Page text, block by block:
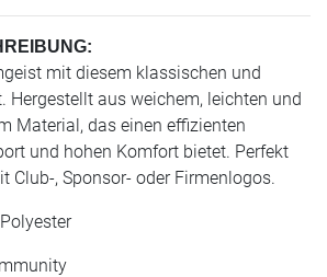
mit diesem klassischen und
Hergestellt aus weichem, leichten und
Material, das einen effizienten
und hohen Komfort bietet. Perfekt
Club-, Sponsor- oder Firmenlogos.